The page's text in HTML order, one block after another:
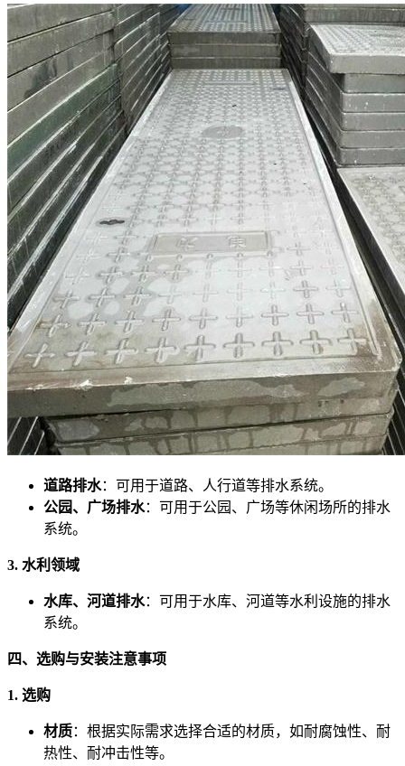
道路排水：可用于道路、人行道等排水系统。
公园、广场排水：可用于公园、广场等休闲场所的排水
系统。
3. 水利领域
水库、河道排水：可用于水库、河道等水利设施的排水
系统。
四、选购与安装注意事项
1. 选购
材质：根据实际需求选择合适的材质，如耐腐蚀性、耐
热性、耐冲击性等。